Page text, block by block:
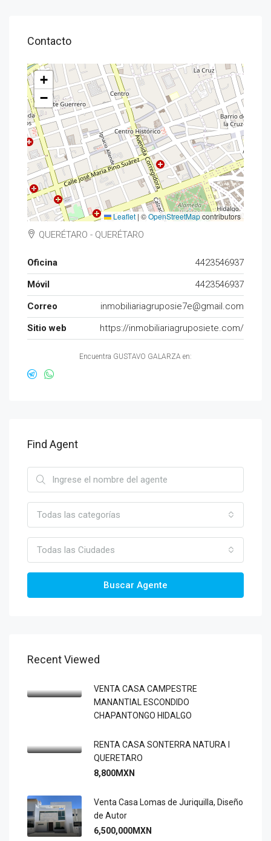
Contacto
+
−
Leaflet | ©OpenStreetMapcontributors
QUERÉTARO - QUERÉTARO
Oficina
4423546937
Móvil
4423546937
Correo
inmobiliariagruposie7e@gmail.com
Sitio web
https://inmobiliariagruposiete.com/
Encuentra GUSTAVO GALARZA en:
Find Agent
Todas las categorías
Todas las Ciudades
Buscar Agente
Recent Viewed
VENTA CASA CAMPESTRE
MANANTIAL ESCONDIDO
CHAPANTONGO HIDALGO
RENTA CASA SONTERRA NATURA I
QUERETARO
8,800MXN
Venta Casa Lomas de Juriquilla, Diseño
de Autor
6,500,000MXN